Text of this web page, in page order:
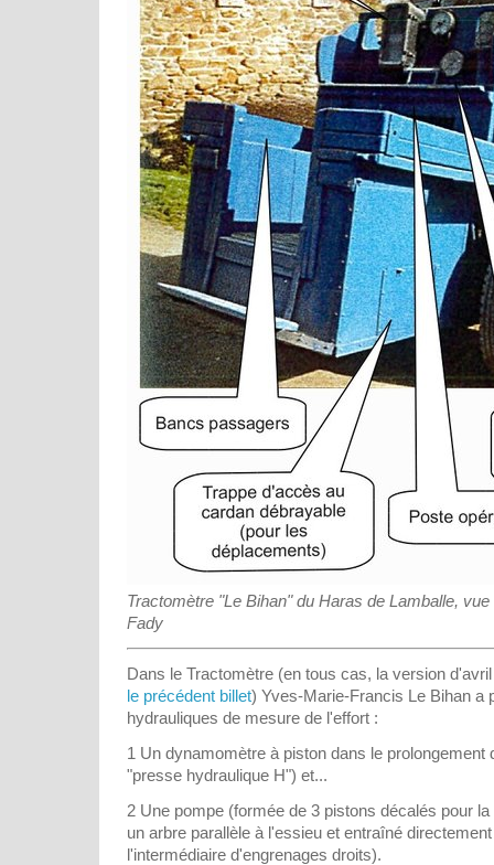
Tractomètre "Le Bihan" du Haras de Lamballe,
Fady
Dans le Tractomètre (en tous cas, la version
le précédent billet) Yves-Marie-Francis Le Bihan a
hydrauliques de mesure de l'effort :
1 Un dynamomètre à piston dans le prolongement
"presse hydraulique H") et...
2 Une pompe (formée de 3 pistons décalés pour
un arbre parallèle à l'essieu et entraîné
l'intermédiaire d'engrenages droits).